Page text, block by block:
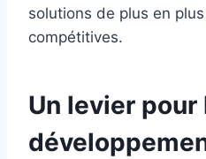
solutions de plus en
compétitives.
Un levier pour